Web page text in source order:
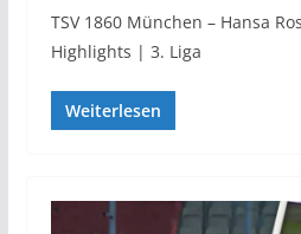
TSV 1860 München – Hansa
Highlights | 3. Liga
Weiterlesen